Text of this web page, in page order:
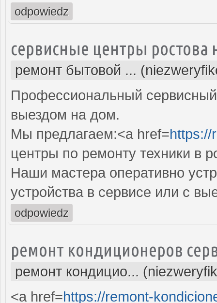
odpowiedz
сервисные центры ростова
ремонт бытовой ...
Профессиональный
выездом на дом.
Мы предлагаем:<a href=https://
центры по ремонту техники в
Наши мастера оперативно
устройства в сервисе или с
odpowiedz
ремонт кондиционеров
ремонт кондицио...
<a href=https://remont-